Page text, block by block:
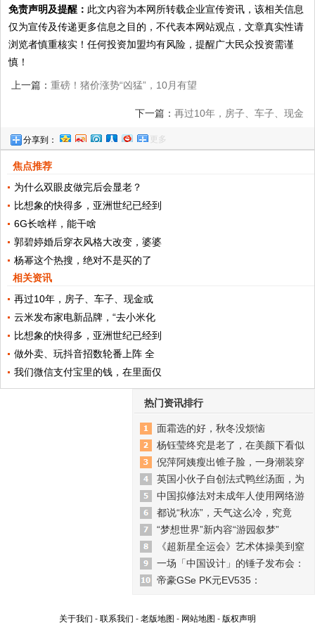
免责声明及提醒： 此文内容为本网所转载企业宣传资讯，该相关信息
仅为宣传及传递更多信息之目的，不代表本网站观点，文章真实性请
浏览者慎重核实！任何投资加盟均有风险，提醒广大民众投资需谨
慎！
上一篇： 重磅！猪价涨势“凶猛”，10月有望
下一篇： 再过10年，房子、车子、现金
或“过时”，两样东西可能更“贵重”
分享到： 更多
焦点推荐
为什么双眼皮做完后会显老？
比想象的快得多，亚洲世纪已经到
6G长啥样，能干啥
郭碧婷婚后穿衣风格大改变，婆婆
杨幂这个热搜，绝对不是买的了
相关资讯
再过10年，房子、车子、现金或
云米发布家电新品牌，“去小米化
比想象的快得多，亚洲世纪已经到
做外卖、玩抖音招数轮番上阵 全
我们微信支付宝里的钱，在里面仅
热门资讯排行
面霜选的好，秋冬没烦恼
杨钰莹终究是老了，在美颜下看似
倪萍阿姨瘦出锥子脸，一身潮装穿
英国小伙子自创法式鸭丝汤面，为
中国拟修法对未成年人使用网络游
都说“秋冻”，天气这么冷，究竟
“梦想世界”新内容“游园叙梦”
《超新星全运会》艺术体操美到窒
一场「中国设计」的锤子发布会：
帝豪GSe PK元EV535：
关于我们 - 联系我们 - 老版地图 - 网站地图 - 版权声明